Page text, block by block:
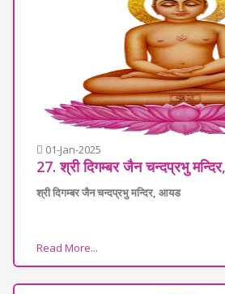
01-Jan-2025
27. श्री दिगम्बर जैन चन्दप्रभु
श्री दिगम्बर जैन चन्दप्रभु मन्दिर, आयड
Read More...